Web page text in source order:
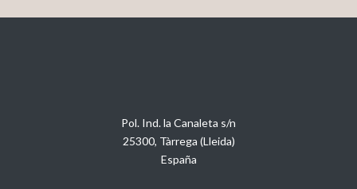
Pol. Ind. la Canaleta s/n
25300, Tàrrega (Lleida)
España